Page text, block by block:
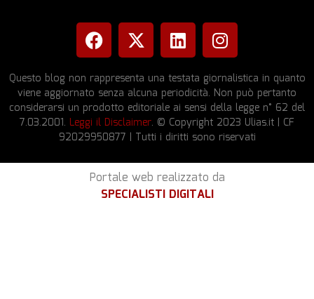
Questo blog non rappresenta una testata giornalistica in quanto
viene aggiornato senza alcuna periodicità. Non può pertanto
considerarsi un prodotto editoriale ai sensi della legge n° 62 del
7.03.2001. Leggi il Disclaimer. © Copyright 2023 Ulias.it | CF
92029950877 | Tutti i diritti sono riservati
Portale web realizzato da
SPECIALISTI DIGITALI